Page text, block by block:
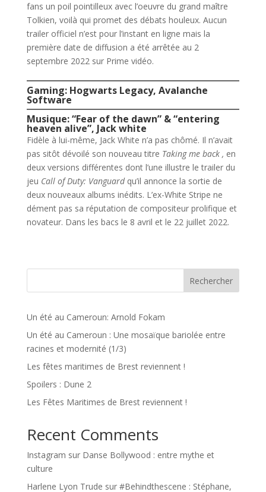
fans un poil pointilleux avec l’oeuvre du grand maître
Tolkien, voilà qui promet des débats houleux. Aucun
trailer officiel n’est pour l’instant en ligne mais la
première date de diffusion a été arrêtée au 2
septembre 2022 sur Prime vidéo.
Gaming: Hogwarts Legacy, Avalanche
Software
Musique: “Fear of the dawn” & “entering
heaven alive”, Jack white
Fidèle à lui-même, Jack White n’a pas chômé. Il n’avait
pas sitôt dévoilé son nouveau titre Taking me back , en
deux versions différentes dont l’une illustre le trailer du
jeu Call of Duty: Vanguardqu’il annonce la sortie de
deux nouveaux albums inédits. L’ex-White Stripe ne
dément pas sa réputation de compositeur prolifique et
novateur. Dans les bacs le 8 avril et le 22 juillet 2022.
Rechercher
Un été au Cameroun: Arnold Fokam
Un été au Cameroun : Une mosaïque bariolée entre
racines et modernité (1/3)
Les fêtes maritimes de Brest reviennent !
Spoilers : Dune 2
Les Fêtes Maritimes de Brest reviennent !
Recent Comments
Instagram sur Danse Bollywood : entre mythe et
culture
Harlene Lyon Trude sur #Behindthescene : Stéphane,